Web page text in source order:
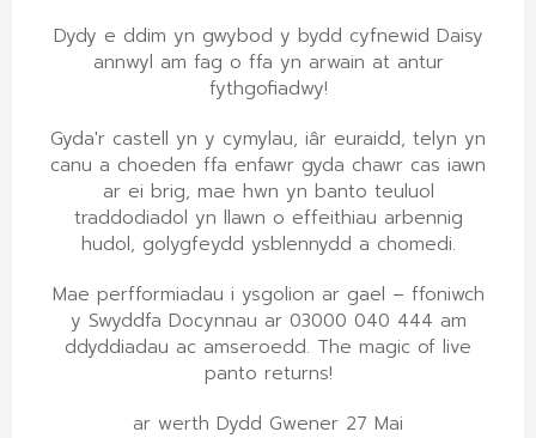
Dydy e ddim yn gwybod y bydd cyfnewid Daisy
annwyl am fag o ffa yn arwain at antur
fythgofiadwy!
Gyda'r castell yn y cymylau, iâr euraidd, telyn yn
canu a choeden ffa enfawr gyda chawr cas iawn
ar ei brig, mae hwn yn banto teuluol
traddodiadol yn llawn o effeithiau arbennig
hudol, golygfeydd ysblennydd a chomedi.
Mae perfformiadau i ysgolion ar gael – ffoniwch
y Swyddfa Docynnau ar 03000 040 444 am
ddyddiadau ac amseroedd. The magic of live
panto returns!
ar werth Dydd Gwener 27 Mai